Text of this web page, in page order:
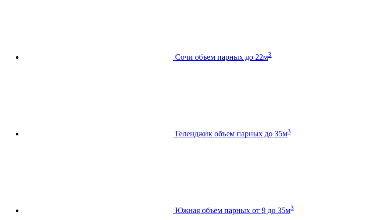
Сочи объем парных до 22м3
Геленджик объем парных до 35м3
Южная объем парных от 9 до 35м3